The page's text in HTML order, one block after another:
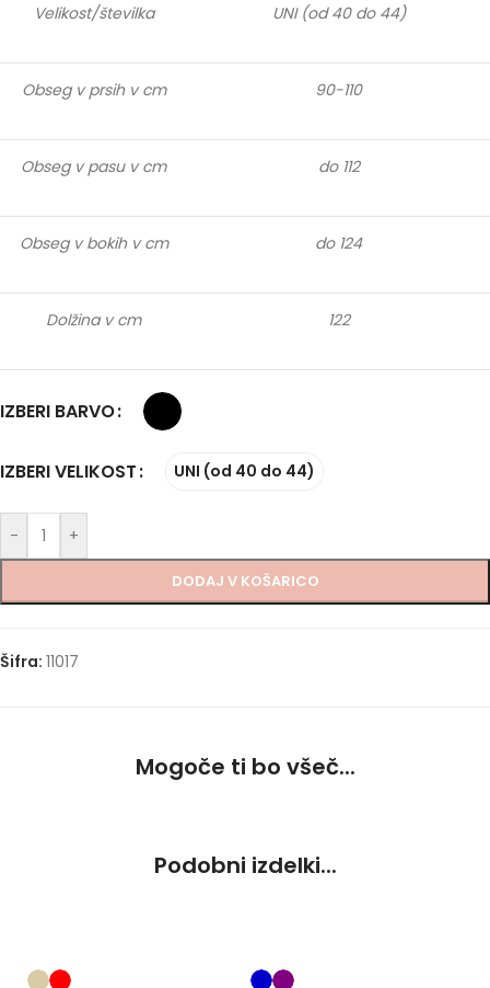
Velikost/številka UNI (od 40 do 44)
Obseg v prsih v cm 90-110
Obseg v pasu v cm do 112
Obseg v bokih v cm do 124
Dolžina v cm 122
IZBERI BARVO
IZBERI VELIKOST UNI (od 40 do 44)
- +
DODAJ V KOŠARICO
Šifra: 11017
Mogoče ti bo všeč...
Podobni izdelki...